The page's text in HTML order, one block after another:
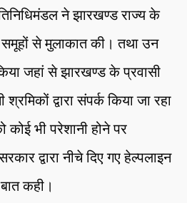
ने झारखण्ड राज्य के
समूहों से मुलाकात की। तथा उन
जहां से झारखण्ड के प्रवासी
द्वारा संपर्क किया जा रहा
कोई भी परेशानी होने पर
द्वारा नीचे दिए गए हेल्पलाइन
कही।